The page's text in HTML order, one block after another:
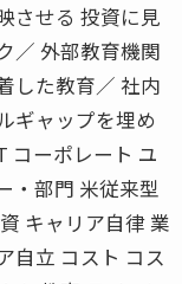
させる 投資に見
／ 外部教育機関
した教育／ 社内
ギャップを埋め
コーポレート ユ
・部門 米従来型
キャリア自律 業
自立 コスト コス